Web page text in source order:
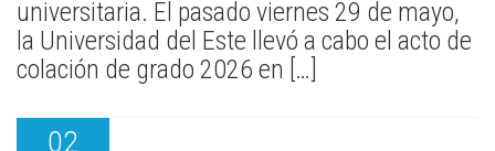
universitaria. El pasado viernes 29 de mayo,
la Universidad del Este llevó a cabo el acto de
colación de grado 2026 en […]
02